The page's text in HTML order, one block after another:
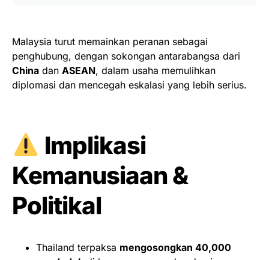
Malaysia turut memainkan peranan sebagai
penghubung, dengan sokongan antarabangsa dari
China dan ASEAN, dalam usaha memulihkan
diplomasi dan mencegah eskalasi yang lebih serius.
Implikasi
Kemanusiaan &
Politikal
Thailand terpaksa mengosongkan 40,000